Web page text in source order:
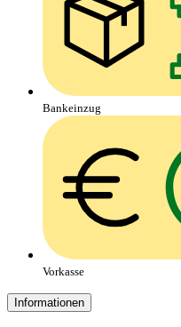
Bankeinzug
Vorkasse
Informationen